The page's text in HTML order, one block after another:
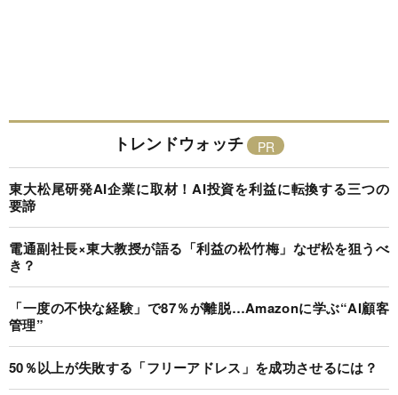
トレンドウォッチ
東大松尾研発AI企業に取材！AI投資を利益に転換する三つの
要諦
電通副社長×東大教授が語る「利益の松竹梅」なぜ松を狙うべ
き？
「一度の不快な経験」で87％が離脱…Amazonに学ぶ“AI顧客
管理”
50％以上が失敗する「フリーアドレス」を成功させるには？